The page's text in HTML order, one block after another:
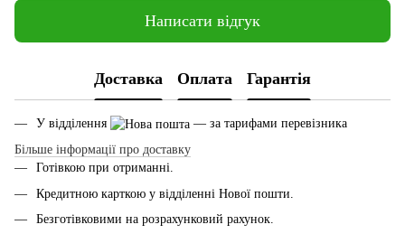
Написати відгук
Доставка Оплата Гарантія
У відділення
— за тарифами перевізника
Більше інформації про доставку
Готівкою при отриманні.
Кредитною карткою у відділенні Нової пошти.
Безготівковими на розрахунковий рахунок.